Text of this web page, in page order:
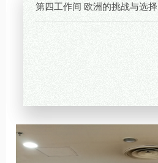
第四工作间 欧洲的挑战与选择